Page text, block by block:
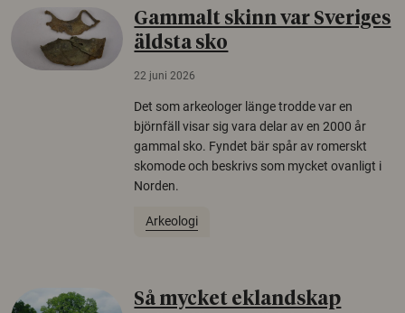
Gammalt skinn var Sveriges
äldsta sko
22 juni 2026
Det som arkeologer länge trodde var en
björnfäll visar sig vara delar av en 2000 år
gammal sko. Fyndet bär spår av romerskt
skomode och beskrivs som mycket ovanligt i
Norden.
Arkeologi
Så mycket eklandskap